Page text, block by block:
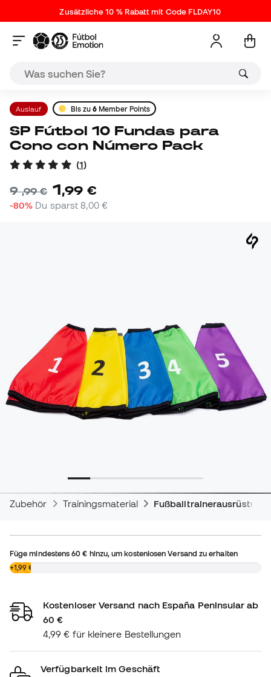
Zusätzliche 10 % Rabatt mit Code FLDAY10
Auslauf Bis zu6 Member Points
SP Fútbol 10 Fundas para
Cono con Número Pack
(1)
9,99 € 1,99 €
-80% Du sparst8,00 €
Zubehör Trainingsmaterial Fußballtrainerausrüstung
Füge mindestens60 € hinzu, um kostenlosen Versand zu erhalten
0,00 €
+1,99 €
Kostenloser Versand nach España Peninsular ab
60 €
4,99 € für kleinere Bestellungen
Verfügbarkeit im Geschäft